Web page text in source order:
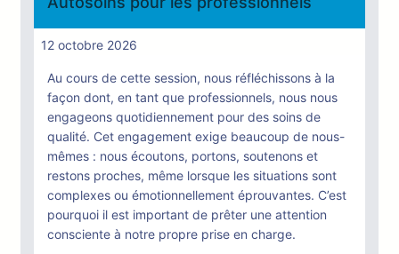
12 octobre 2026
Au cours de cette session, nous réfléchissons à la
façon dont, en tant que professionnels, nous nous
engageons quotidiennement pour des soins de
qualité. Cet engagement exige beaucoup de nous-
mêmes : nous écoutons, portons, soutenons et
restons proches, même lorsque les situations sont
complexes ou émotionnellement éprouvantes. C’est
pourquoi il est important de prêter une attention
consciente à notre propre prise en charge.